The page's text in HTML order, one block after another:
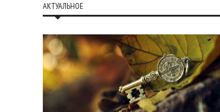
АКТУАЛЬНОЕ